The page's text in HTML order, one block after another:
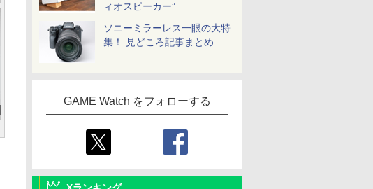
ィオスピーカー”
ソニーミラーレス一眼の大特
集！ 見どころ記事まとめ
GAME Watch をフォローする